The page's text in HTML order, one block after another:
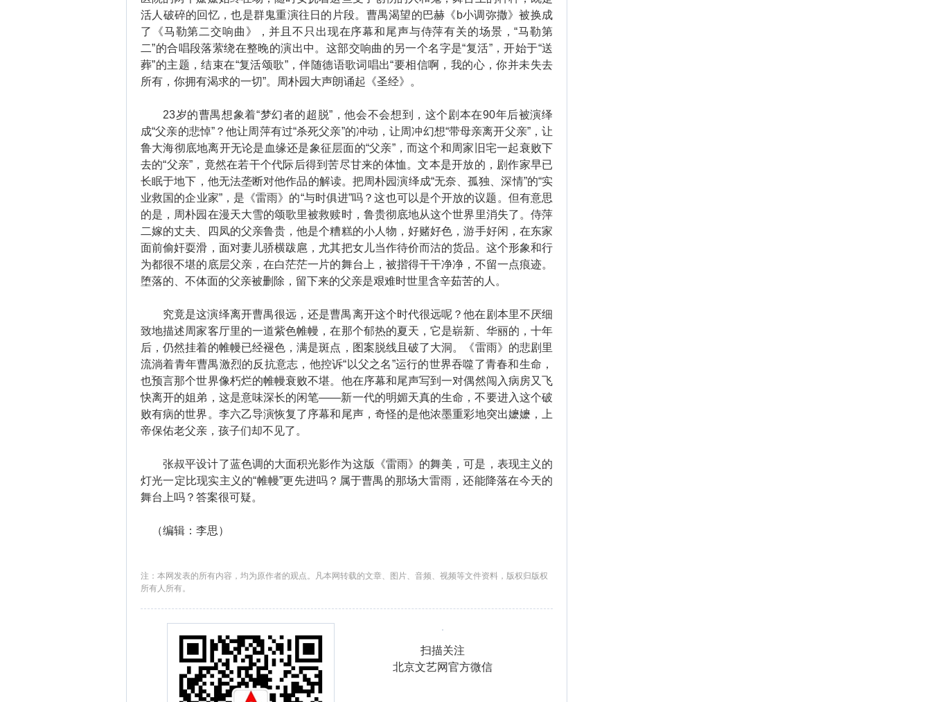
活人破碎的回忆，也是群鬼重演往日的片段。曹禺渴望的巴赫《b小调弥撒》被换成
了《马勒第二交响曲》，并且不只出现在序幕和尾声与侍萍有关的场景，“马勒第
二”的合唱段落萦绕在整晚的演出中。这部交响曲的另一个名字是“复活”，开始于“送
葬”的主题，结束在“复活颂歌”，伴随德语歌词唱出“要相信啊，我的心，你并未失去
所有，你拥有渴求的一切”。周朴园大声朗诵起《圣经》。
23岁的曹禺想象着“梦幻者的超脱”，他会不会想到，这个剧本在90年后被演绎
成“父亲的悲悼”？他让周萍有过“杀死父亲”的冲动，让周冲幻想“带母亲离开父亲”，让
鲁大海彻底地离开无论是血缘还是象征层面的“父亲”，而这个和周家旧宅一起衰败下
去的“父亲”，竟然在若干个代际后得到苦尽甘来的体恤。文本是开放的，剧作家早已
长眠于地下，他无法垄断对他作品的解读。把周朴园演绎成“无奈、孤独、深情”的“实
业救国的企业家”，是《雷雨》的“与时俱进”吗？这也可以是个开放的议题。但有意思
的是，周朴园在漫天大雪的颂歌里被救赎时，鲁贵彻底地从这个世界里消失了。侍萍
二嫁的丈夫、四凤的父亲鲁贵，他是个糟糕的小人物，好赌好色，游手好闲，在东家
面前偷奸耍滑，面对妻儿骄横跋扈，尤其把女儿当作待价而沽的货品。这个形象和行
为都很不堪的底层父亲，在白茫茫一片的舞台上，被揩得干干净净，不留一点痕迹。
堕落的、不体面的父亲被删除，留下来的父亲是艰难时世里含辛茹苦的人。
究竟是这演绎离开曹禺很远，还是曹禺离开这个时代很远呢？他在剧本里不厌细
致地描述周家客厅里的一道紫色帷幔，在那个郁热的夏天，它是崭新、华丽的，十年
后，仍然挂着的帷幔已经褪色，满是斑点，图案脱线且破了大洞。《雷雨》的悲剧里
流淌着青年曹禺激烈的反抗意志，他控诉“以父之名”运行的世界吞噬了青春和生命，
也预言那个世界像朽烂的帷幔衰败不堪。他在序幕和尾声写到一对偶然闯入病房又飞
快离开的姐弟，这是意味深长的闲笔——新一代的明媚天真的生命，不要进入这个破
败有病的世界。李六乙导演恢复了序幕和尾声，奇怪的是他浓墨重彩地突出嬷嬷，上
帝保佑老父亲，孩子们却不见了。
张叔平设计了蓝色调的大面积光影作为这版《雷雨》的舞美，可是，表现主义的
灯光一定比现实主义的“帷幔”更先进吗？属于曹禺的那场大雷雨，还能降落在今天的
舞台上吗？答案很可疑。
（编辑：李思）
注：本网发表的所有内容，均为原作者的观点。凡本网转载的文章、图片、音频、视频等文件资料，版权归版权
所有人所有。
扫描关注
北京文艺网官方微信